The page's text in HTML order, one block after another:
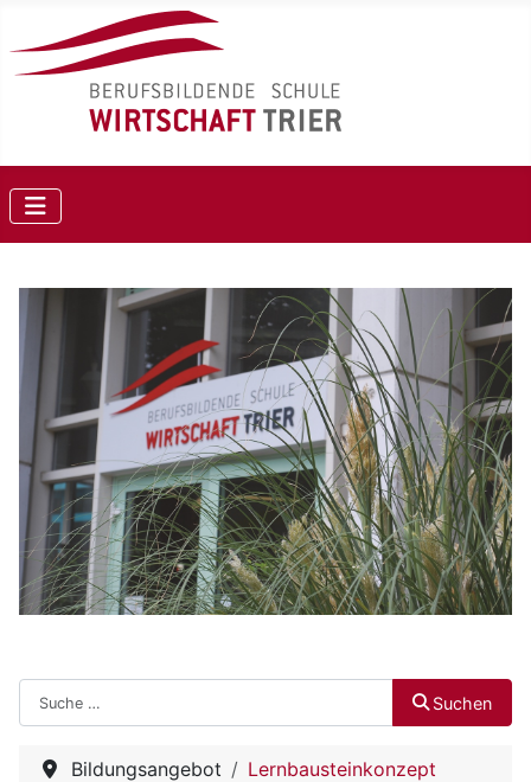
Suchen Suchen
Bildungsangebot
Lernbausteinkonzept